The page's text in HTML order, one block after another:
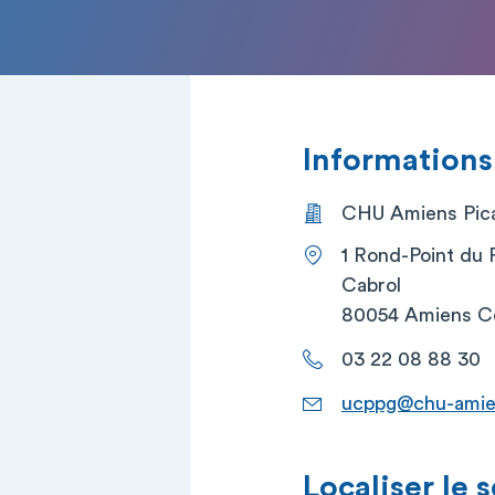
CHU Amiens
1 Rond-Point du
Cabrol
80054 Amiens
03 22 08 88 30
ucppg@chu-
Localiser le